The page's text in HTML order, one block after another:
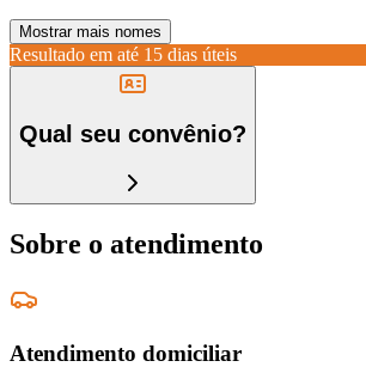
Mostrar mais nomes
Resultado em até 15 dias úteis
Qual seu convênio?
Sobre o atendimento
Atendimento domiciliar